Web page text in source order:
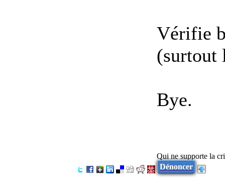
Vérifie
(surtout
Bye.
Qui ne supporte la
Dénoncer